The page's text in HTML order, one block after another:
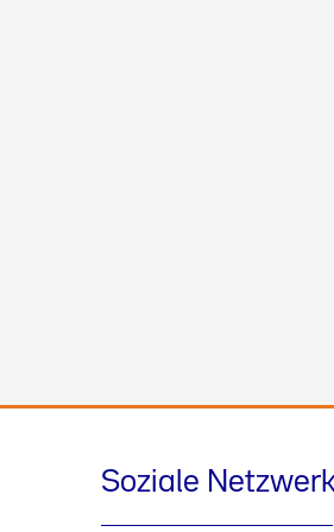
Soziale